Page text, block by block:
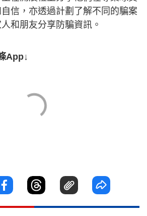
信，亦透過計劃了解不同的騙案
和朋友分享防騙資訊。
App↓